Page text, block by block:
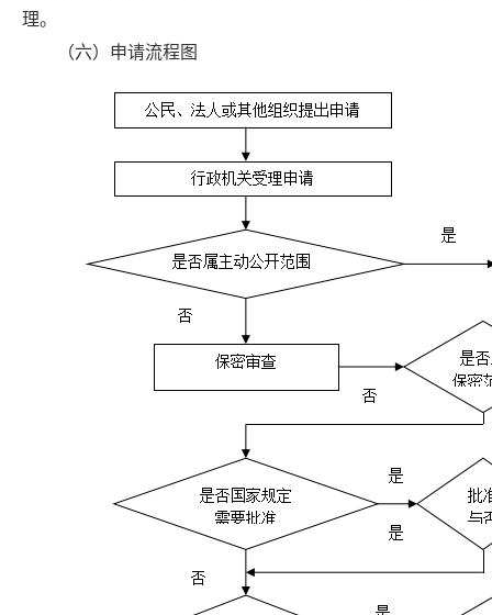
理。
（六）申请流程图